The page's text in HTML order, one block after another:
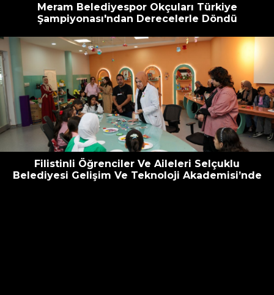
Meram Belediyespor Okçuları Türkiye
Şampiyonası'ndan Derecelerle Döndü
Filistinli Öğrenciler Ve Aileleri Selçuklu
Belediyesi Gelişim Ve Teknoloji Akademisi’nde